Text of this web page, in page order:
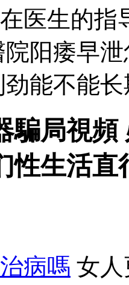
医生的
院阳痿早
劲能不能
騙局視
性生活
病嗎 女